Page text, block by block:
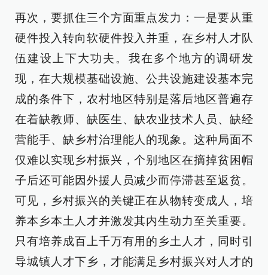
再次，要抓住三个方面重点发力：一是要从重
硬件投入转向软硬件投入并重，在乡村人才队
伍建设上下大功夫。我在多个地方的调研发
现，在大规模基础设施、公共设施建设基本完
成的条件下，农村地区特别是落后地区普遍存
在着缺教师、缺医生、缺农业技术人员、缺经
营能手、缺乡村治理能人的现象。这种局面不
仅难以实现乡村振兴，个别地区在摘掉贫困帽
子后还可能因外援人员减少而停滞甚至返贫。
可见，乡村振兴的关键正在从物转变成人，培
养本乡本土人才并激发其内生动力至关重要。
只有培养成百上千万有用的乡土人才，同时引
导城镇人才下乡，才能满足乡村振兴对人才的